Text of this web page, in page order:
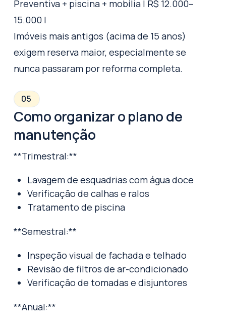
Preventiva + piscina + mobília | R$ 12.000–
15.000 |
Imóveis mais antigos (acima de 15 anos)
exigem reserva maior, especialmente se
nunca passaram por reforma completa.
05
Como organizar o plano de
manutenção
**Trimestral:**
Lavagem de esquadrias com água doce
Verificação de calhas e ralos
Tratamento de piscina
**Semestral:**
Inspeção visual de fachada e telhado
Revisão de filtros de ar-condicionado
Verificação de tomadas e disjuntores
**Anual:**